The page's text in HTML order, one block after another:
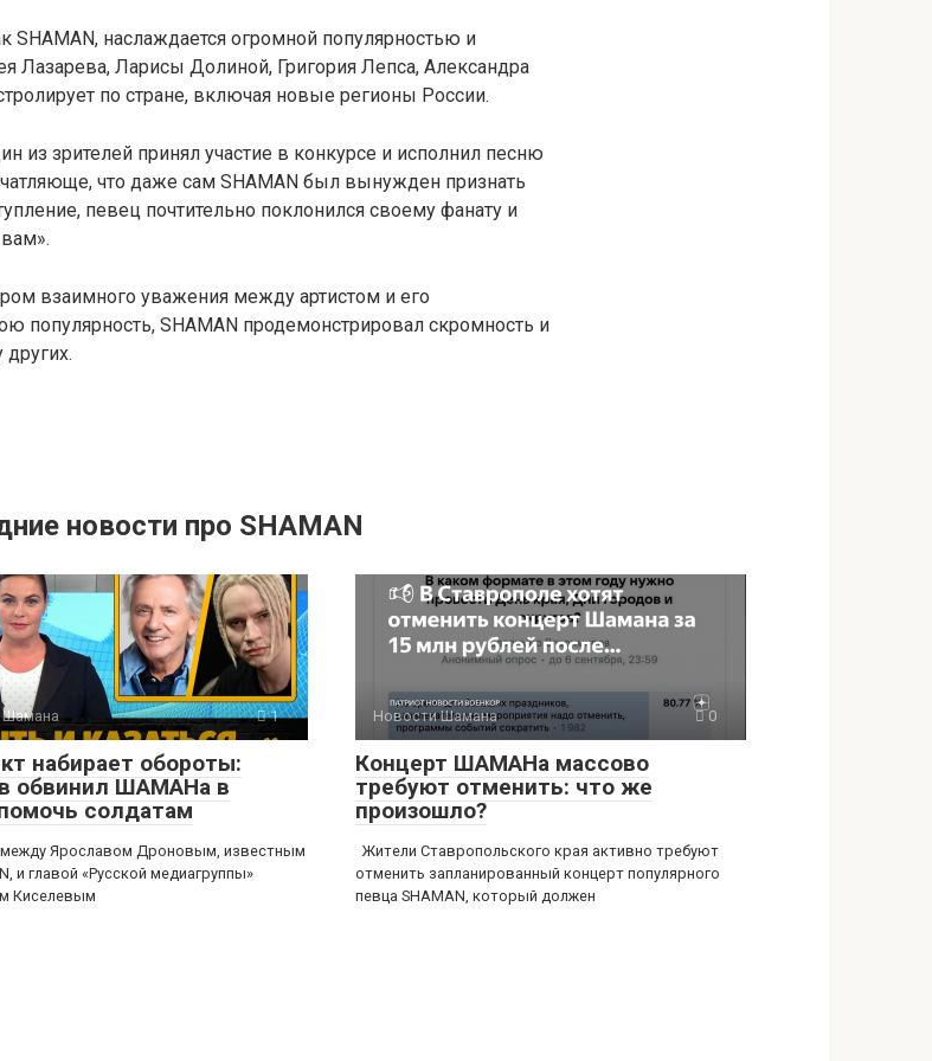
SHAMAN, наслаждается огромной популярностью и
Лазарева, Ларисы Долиной, Григория Лепса, Александра
по стране, включая новые регионы России.
из зрителей принял участие в конкурсе и исполнил песню
что даже сам SHAMAN был вынужден признать
певец почтительно поклонился своему фанату и
взаимного уважения между артистом и его
популярность, SHAMAN продемонстрировал скромность и
других.
новости про SHAMAN
Шамана 1
набирает обороты:
обвинил ШАМАНа в
солдатам
Ярославом Дроновым, известным
и главой «Русской медиагруппы»
Киселевым
Новости Шамана 0
Концерт ШАМАНа массово
требуют отменить: что же
произошло?
Жители Ставропольского края активно требуют
отменить запланированный концерт популярного
певца SHAMAN, который должен